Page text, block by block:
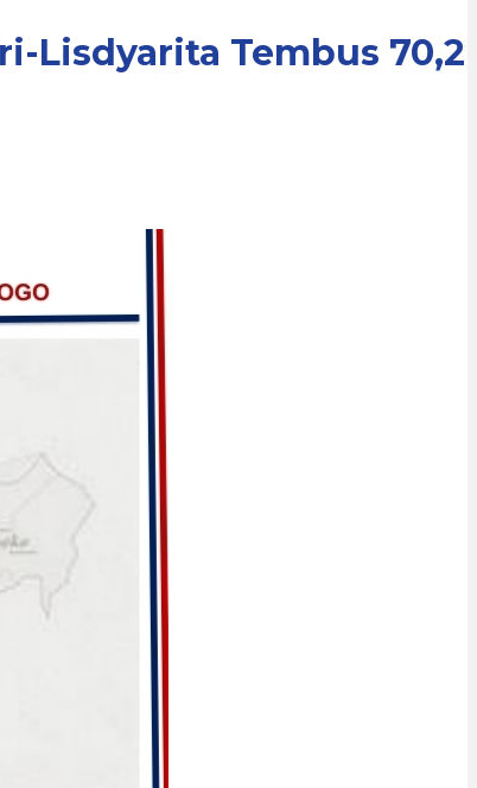
Lisdyarita Tembus 70,2